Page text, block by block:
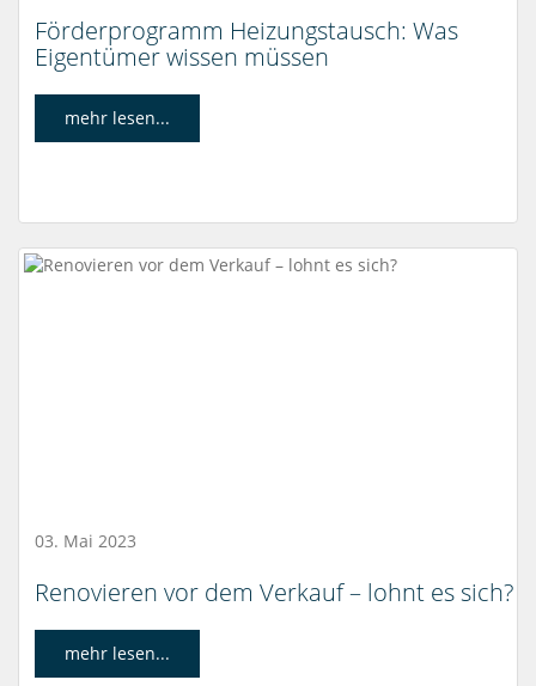
Förderprogramm Heizungstausch: Was
Eigentümer wissen müssen
mehr lesen...
03. Mai 2023
Renovieren vor dem Verkauf – lohnt es sich?
mehr lesen...